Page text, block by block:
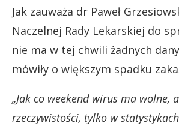
Jak zauważa dr Paweł
Naczelnej Rady Lekarskiej do
nie ma w tej chwili żadnych
mówiły o większym spadku
„Jak co weekend wirus ma wolne,
rzeczywistości, tylko w